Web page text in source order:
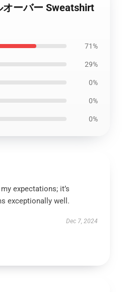
オーバー Sweatshirt
71%
29%
0%
0%
0%
expectations; it’s
exceptionally well.
Dec 7, 2024